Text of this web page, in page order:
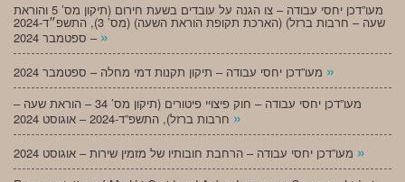
מעו”דכן יחסי עבודה – צו הגנה על עובדים בשעת חירום (תיקון מס’ 5 והוראת
שעה – חרבות ברזל) (הארכת תקופת הוראת השעה) (מס’ 3), התשפ״ד-2024
– ספטמבר 2024 »
»
מעו”דכן יחסי עבודה – חוק פיצויי פיטורים (תיקון מס’ 34 – הוראת שעה –
»
»